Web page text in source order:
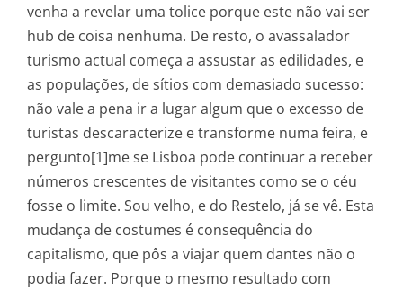
venha a revelar uma tolice porque este não vai ser
hub de coisa nenhuma. De resto, o avassalador
turismo actual começa a assustar as edilidades, e
as populações, de sítios com demasiado sucesso:
não vale a pena ir a lugar algum que o excesso de
turistas descaracterize e transforme numa feira, e
pergunto[1]me se Lisboa pode continuar a receber
números crescentes de visitantes como se o céu
fosse o limite. Sou velho, e do Restelo, já se vê. Esta
mudança de costumes é consequência do
capitalismo, que pôs a viajar quem dantes não o
podia fazer. Porque o mesmo resultado com